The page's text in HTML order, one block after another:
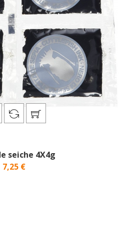
seiche 4X4g
7,25 €